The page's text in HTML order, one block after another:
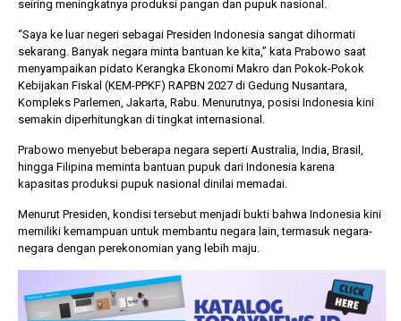
seiring meningkatnya produksi pangan dan pupuk nasional.
“Saya ke luar negeri sebagai Presiden Indonesia sangat dihormati
sekarang. Banyak negara minta bantuan ke kita,” kata Prabowo saat
menyampaikan pidato Kerangka Ekonomi Makro dan Pokok-Pokok
Kebijakan Fiskal (KEM-PPKF) RAPBN 2027 di Gedung Nusantara,
Kompleks Parlemen, Jakarta, Rabu. Menurutnya, posisi Indonesia kini
semakin diperhitungkan di tingkat internasional.
Prabowo menyebut beberapa negara seperti Australia, India, Brasil,
hingga Filipina meminta bantuan pupuk dari Indonesia karena
kapasitas produksi pupuk nasional dinilai memadai.
Menurut Presiden, kondisi tersebut menjadi bukti bahwa Indonesia kini
memiliki kemampuan untuk membantu negara lain, termasuk negara-
negara dengan perekonomian yang lebih maju.